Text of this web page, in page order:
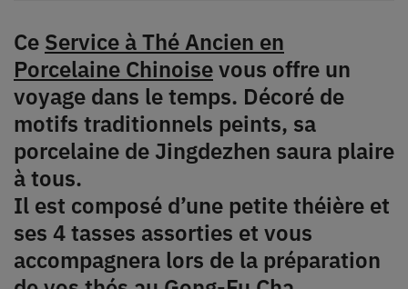
Ce Service à Thé Ancien en
Porcelaine Chinoisevous offre un
voyage dans le temps. Décoré de
motifs traditionnels peints, sa
porcelaine de Jingdezhen saura plaire
à tous.
Il est composé d’une petite théière et
ses 4 tasses assorties et vous
accompagnera lors de la préparation